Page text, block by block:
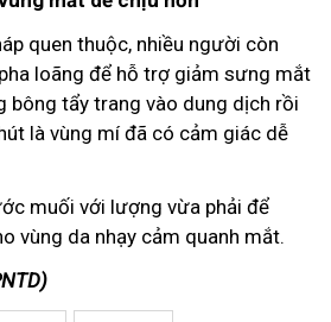
quen thuộc, nhiều người còn
loãng để hỗ trợ giảm sưng mắt
bông tẩy trang vào dung dịch rồi
là vùng mí đã có cảm giác dễ
muối với lượng vừa phải để
vùng da nhạy cảm quanh mắt.